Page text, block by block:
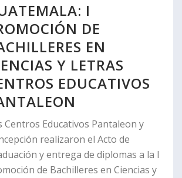
I
DE
EN
Y LETRAS
EDUCATIVOS
Centros Educativos Pantaleon y
realizaron el Acto de
y entrega de diplomas a la I
de Bachilleres en Ciencias y